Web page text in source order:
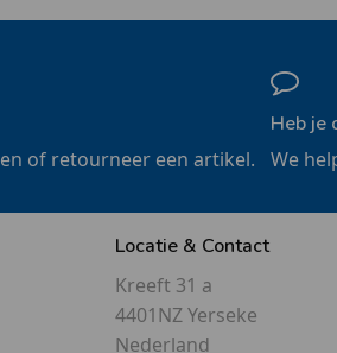
of retourneer een artikel.
Heb je
We
Locatie & Contact
Kreeft 31 a
4401NZ Yerseke
Nederland